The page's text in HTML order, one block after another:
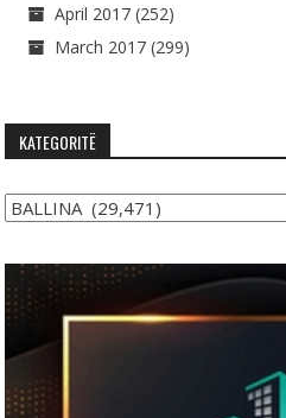
April 2017 (252)
March 2017 (299)
KATEGORITË
Kategoritë